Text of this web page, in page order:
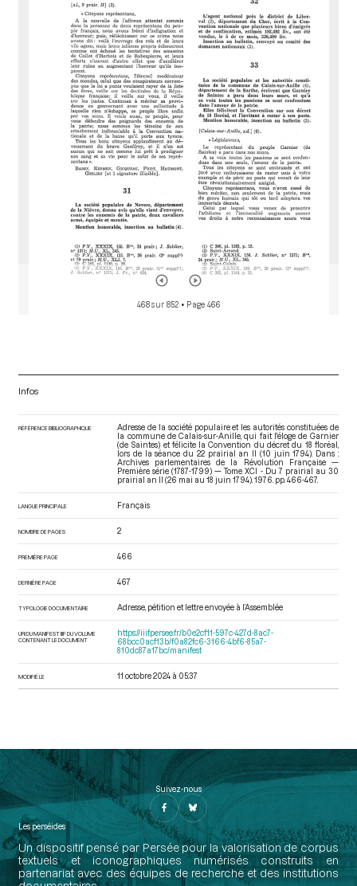
468 sur 852 • Page 466
Infos
RÉFÉRENCE BIBLIOGRAPHIQUE
Adresse de la société populaire et les autorités constituées de
la commune de Calais-sur-Anille, qui fait l'éloge de Garnier
(de Saintes) et félicite la Convention du décret du 18 floréal,
lors de la séance du 22 prairial an II (10 juin 1794). Dans :
Archives parlementaires de la Révolution Française —
Première série (1787-1799) — Tome XCI - Du 7 prairial au 30
prairial an II (26 mai au 18 juin 1794) . 1976. pp. 466-467.
LANGUE PRINCIPALE Français
NOMBRE DE PAGES 2
PREMIÈRE PAGE 466
DERNIÈRE PAGE 467
TYPOLOGIE DOCUMENTAIRE Adresse, pétition et lettre envoyée à l’Assemblée
URI DU MANIFEST IIIF DU VOLUME
CONTENANT LE DOCUMENT
https://iiif.persee.fr/b0e2cf11-597c-427d-8ac7-
68bcc0acf13b/f0a82fc6-3166-4bf6-85a7-
810dc87a17bc/manifest
MODIFIÉ LE 11 octobre 2024 à 05:37
Suivez-nous
Les perséides
Un dispositif pensé par Persée pour la valorisation de corpus
textuels et iconographiques numérisés construits en
partenariat avec des équipes de recherche et des institutions